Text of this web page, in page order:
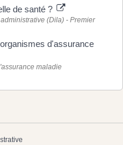
de santé ?
(Dila) - Premier
d'assurance
maladie